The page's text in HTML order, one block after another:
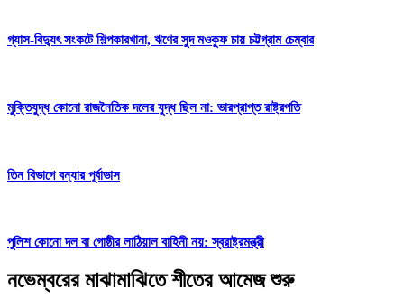
গ্যাস-বিদ্যুৎ সংকটে শিল্পকারখানা, ঋণের সুদ মওকুফ চায় চট্টগ্রাম চেম্বার
মুক্তিযুদ্ধ কোনো রাজনৈতিক দলের যুদ্ধ ছিল না: ভারপ্রাপ্ত রাষ্ট্রপতি
তিন বিভাগে বন্যার পূর্বাভাস
পুলিশ কোনো দল বা গোষ্ঠীর লাঠিয়াল বাহিনী নয়: স্বরাষ্ট্রমন্ত্রী
নভেম্বরের মাঝামাঝিতে শীতের আমেজ শুরু